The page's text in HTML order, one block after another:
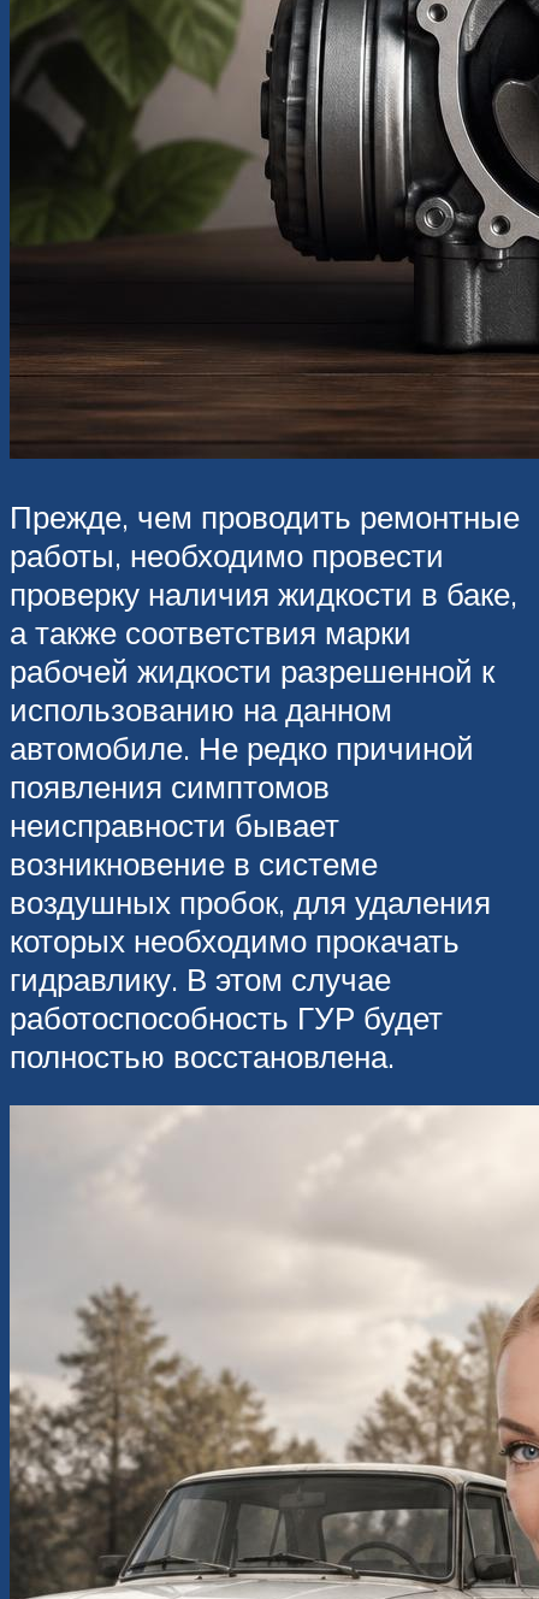
Прежде, чем проводить ремонтные
работы, необходимо провести
проверку наличия жидкости в баке,
а также соответствия марки
рабочей жидкости разрешенной к
использованию на данном
автомобиле. Не редко причиной
появления симптомов
неисправности бывает
возникновение в системе
воздушных пробок, для удаления
которых необходимо прокачать
гидравлику. В этом случае
работоспособность ГУР будет
полностью восстановлена.